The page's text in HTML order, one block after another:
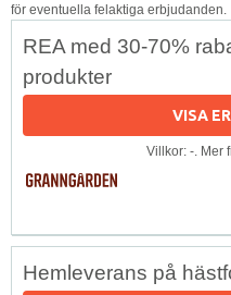
för eventuella felaktiga erbjudanden.
REA med 30-70%
produkter
VISA
Villkor: -. Mer
Hemleverans på